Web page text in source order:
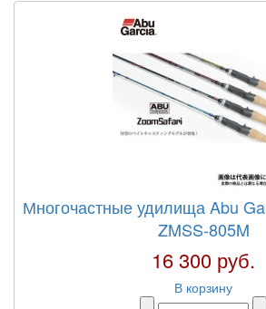
Многочастные удилища Abu
ZMSS-805M
16 300 руб.
В корзину